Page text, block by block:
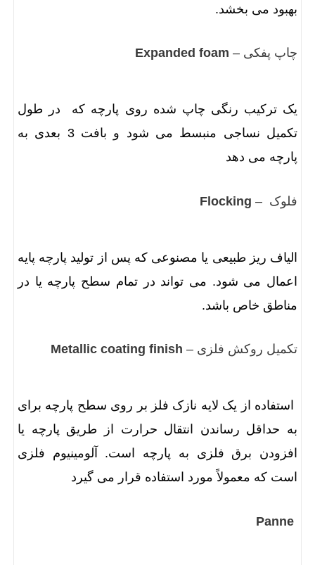
بهبود می بخشد.
چاپ پفکی – Expanded foam
یک ترکیب رنگی چاپ شده روی پارچه که در طول
تکمیل نساجی منبسط می شود و بافت 3 بعدی به
پارچه می دهد
فلوک – Flocking
الیاف ریز طبیعی یا مصنوعی که پس از تولید پارچه پایه
اعمال می شود. می تواند در تمام سطح پارچه یا در
مناطق خاص باشد.
تکمیل روکش فلزی – Metallic coating finish
استفاده از یک لایه نازک فلز بر روی سطح پارچه برای
به حداقل رساندن انتقال حرارت از طریق پارچه یا
افزودن برق فلزی به پارچه است. آلومینیوم فلزی
است که معمولاً مورد استفاده قرار می گیرد
Panne